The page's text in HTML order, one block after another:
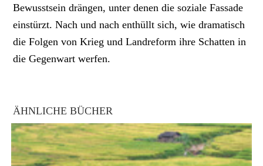
Bewusstsein drängen, unter denen die soziale Fassade
einstürzt. Nach und nach enthüllt sich, wie dramatisch
die Folgen von Krieg und Landreform ihre Schatten in
die Gegenwart werfen.
ÄHNLICHE BÜCHER